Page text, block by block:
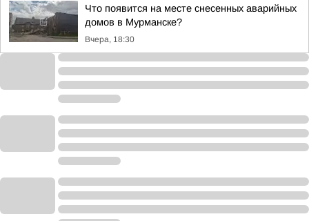
Что появится на месте снесенных аварийных
домов в Мурманске?
Вчера, 18:30